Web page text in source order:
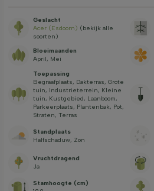
Geslacht
Acer (Esdoorn) (bekijk alle
soorten)
Bloeimaanden
April, Mei
Toepassing
Begraafplaats, Dakterras, Grote
tuin, Industrieterrein, Kleine
tuin, Kustgebied, Laanboom,
Parkeerplaats, Plantenbak, Pot,
Straten, Terras
Standplaats
Halfschaduw, Zon
Vruchtdragend
Ja
Stamhoogte (cm)